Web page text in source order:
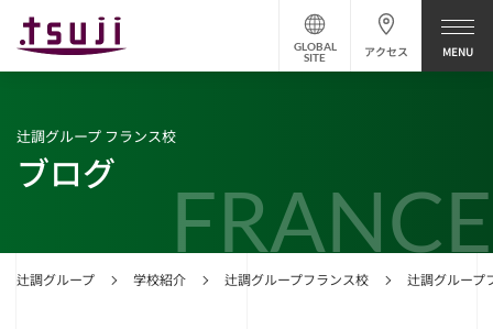
アクセス
GLOBAL
SITE
FRANCE
辻調グループ 学校紹介 辻調グループフランス校 辻調グループ
辻調グループ フランス校
ブログ